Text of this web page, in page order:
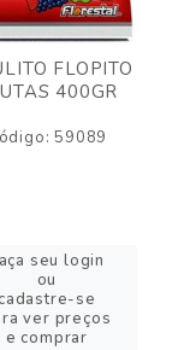
FLOPITO
400GR
59089
seu login
ou
se
ver preços
e comprar